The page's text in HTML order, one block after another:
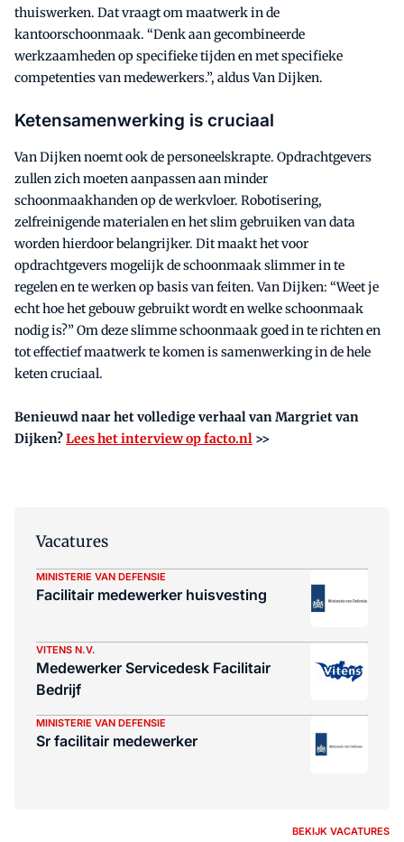
thuiswerken. Dat vraagt om maatwerk in de
kantoorschoonmaak. “Denk aan gecombineerde
werkzaamheden op specifieke tijden en met specifieke
competenties van medewerkers.”, aldus Van Dijken.
Ketensamenwerking is cruciaal
Van Dijken noemt ook de personeelskrapte. Opdrachtgevers
zullen zich moeten aanpassen aan minder
schoonmaakhanden op de werkvloer. Robotisering,
zelfreinigende materialen en het slim gebruiken van data
worden hierdoor belangrijker. Dit maakt het voor
opdrachtgevers mogelijk de schoonmaak slimmer in te
regelen en te werken op basis van feiten. Van Dijken: “Weet je
echt hoe het gebouw gebruikt wordt en welke schoonmaak
nodig is?” Om deze slimme schoonmaak goed in te richten en
tot effectief maatwerk te komen is samenwerking in de hele
keten cruciaal.
Benieuwd naar het volledige verhaal van Margriet van
Dijken?Lees het interview op facto.nl >>
Vacatures
MINISTERIE VAN DEFENSIE
Facilitair medewerker huisvesting
VITENS N.V.
Medewerker Servicedesk Facilitair
Bedrijf
MINISTERIE VAN DEFENSIE
Sr facilitair medewerker
BEKIJK VACATURES